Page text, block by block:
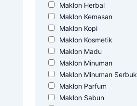
Maklon Herbal
Maklon Kemasan
Maklon Kopi
Maklon Kosmetik
Maklon Madu
Maklon Minuman
Maklon Minuman Serbuk
Maklon Parfum
Maklon Sabun